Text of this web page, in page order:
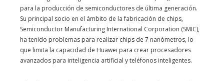
para la producción de semiconductores de última generación.
Su principal socio en el ámbito de la fabricación de chips,
Semiconductor Manufacturing International Corporation (SMIC),
ha tenido problemas para realizar chips de 7 nanómetros, lo
que limita la capacidad de Huawei para crear procesadores
avanzados para inteligencia artificial y teléfonos inteligentes.